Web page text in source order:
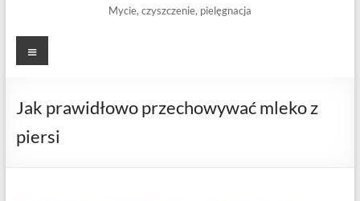
Mycie, czyszczenie, pielęgnacja
Menu
Jak prawidłowo przechowywać mleko z
piersi